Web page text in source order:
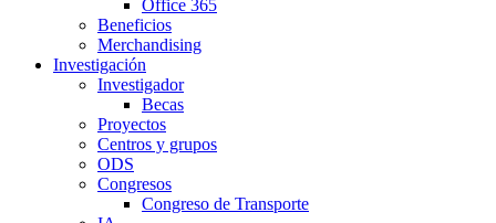
Office 365
Beneficios
Merchandising
Investigación
Investigador
Becas
Proyectos
Centros y grupos
ODS
Congresos
Congreso de Transporte